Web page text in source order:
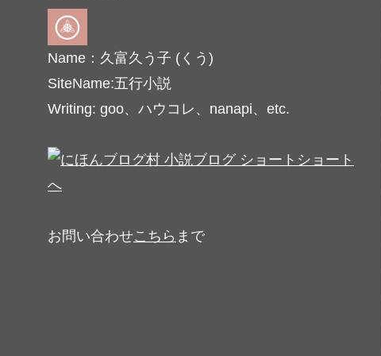
Name：久富久う子 (くう)
SiteName:五行小説
Writing: goo、ハウコレ、nanapi、etc.
お問い合わせこちら まで